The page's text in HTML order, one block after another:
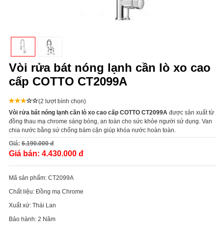
Vòi rửa bát nóng lạnh cần lò xo cao
cấp COTTO CT2099A
(2 lượt bình chọn)
Vòi rửa bát nóng lạnh cần lò xo cao cấp COTTO CT2099A được sản xuất từ
đồng thau mạ chrome sáng bóng, an toàn cho sức khỏe người sử dụng. Van
chia nước bằng sứ chống bám cặn giúp khóa nước hoàn toàn.
Giá: 6.190.000 đ
Giá bán: 4.430.000 đ
Mã sản phẩm: CT2099A
Chất liệu: Đồng mạ Chrome
Xuất xứ: Thái Lan
Bảo hành: 2 Năm